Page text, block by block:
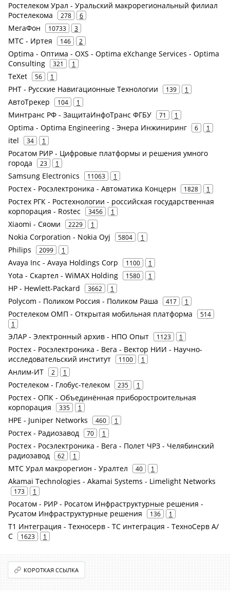
Ростелеком Урал - Уральский макрорегиональный филиал
Ростелекома
278 6
МегаФон 10733 3
МТС - Иртея 146 2
Optima - Оптима - OXS - Optima eXchange Services - Optima
Consulting
321 1
TeXet 56 1
РНТ - Русские Навигационные Технологии 139 1
АвтоТрекер 104 1
Минтранс РФ - ЗащитаИнфоТранс ФГБУ 71 1
Optima - Optima Engineering - Энера Инжиниринг 6 1
itel 34 1
Росатом РИР - Цифровые платформы и решения умного
города
23 1
Samsung Electronics 11063 1
Ростех - Росэлектроника - Автоматика Концерн 1828 1
Ростех РГК - Ростехнологии - российская государственная
корпорация - Rostec
3456 1
Xiaomi - Сяоми 2229 1
Nokia Corporation - Nokia Oyj 5804 1
Philips 2099 1
Avaya Inc - Avaya Holdings Corp 1100 1
Yota - Скартел - WiMAX Holding 1580 1
HP - Hewlett-Packard 3662 1
Polycom - Поликом Россия - Поликом Раша 417 1
Ростелеком ОМП - Открытая мобильная платформа
514
1
ЭЛАР - Электронный архив - НПО Опыт 1123 1
Ростех - Росэлектроника - Вега - Вектор НИИ - Научно-
исследовательский институт
1100 1
Анлим-ИТ 2 1
Ростелеком - Глобус-телеком 235 1
Ростех - ОПК - Объединённая приборостроительная
корпорация
335 1
HPE - Juniper Networks 460 1
Ростех - Радиозавод 70 1
Ростех - Росэлектроника - Вега - Полет ЧРЗ - Челябинский
радиозавод
62 1
МТС Урал макрорегион - Уралтел 40 1
Akamai Technologies - Akamai Systems - Limelight Networks
173 1
Росатом - РИР - Росатом Инфраструктурные решения -
Русатом Инфраструктурные решения
136 1
Т1 Интеграция - Техносерв - ТС интеграция - ТехноСерв А/
С
1623 1
КОРОТКАЯ ССЫЛКА